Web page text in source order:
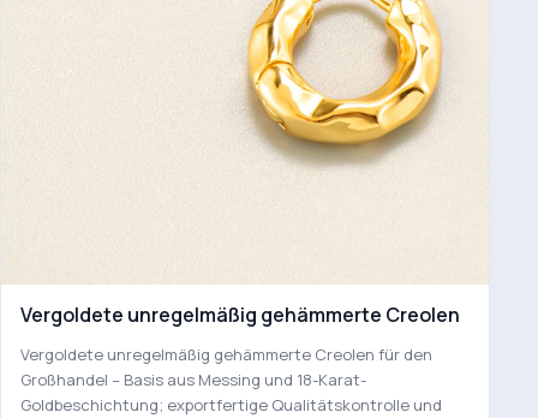
Vergoldete unregelmäßig gehämmerte Creolen
Vergoldete unregelmäßig gehämmerte Creolen für den
Großhandel – Basis aus Messing und 18-Karat-
Goldbeschichtung; exportfertige Qualitätskontrolle und